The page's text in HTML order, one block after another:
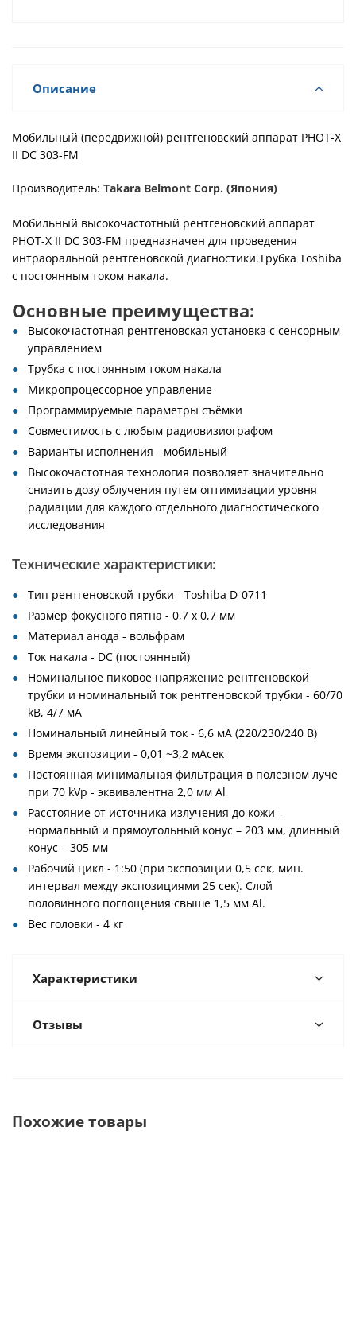
Описание
Мобильный (передвижной) рентгеновский аппарат PHOT-X
II DC 303-FM
Производитель: Takara Belmont Corp. (Япония)
Мобильный высокочастотный рентгеновский аппарат
PHOT-X II DC 303-FM предназначен для проведения
интраоральной рентгеновской диагностики.Трубка Toshiba
с постоянным током накала.
Основные преимущества:
Высокочастотная рентгеновская установка с сенсорным
управлением
Трубка с постоянным током накала
Микропроцессорное управление
Программируемые параметры съёмки
Совместимость с любым радиовизиографом
Варианты исполнения - мобильный
Высокочастотная технология позволяет значительно
снизить дозу облучения путем оптимизации уровня
радиации для каждого отдельного диагностического
исследования
Технические характеристики:
Тип рентгеновской трубки - Toshiba D-0711
Размер фокусного пятна - 0,7 х 0,7 мм
Материал анода - вольфрам
Ток накала - DC (постоянный)
Номинальное пиковое напряжение рентгеновской
трубки и номинальный ток рентгеновской трубки - 60/70
kВ, 4/7 мA
Номинальный линейный ток - 6,6 мА (220/230/240 В)
Время экспозиции - 0,01 ~3,2 мАсек
Постоянная минимальная фильтрация в полезном луче
при 70 kVp - эквивалентна 2,0 мм Al
Расстояние от источника излучения до кожи -
нормальный и прямоугольный конус – 203 мм, длинный
конус – 305 мм
Рабочий цикл - 1:50 (при экспозиции 0,5 сек, мин.
интервал между экспозициями 25 сек). Слой
половинного поглощения свыше 1,5 мм Al.
Вес головки - 4 кг
Характеристики
Отзывы
Похожие товары